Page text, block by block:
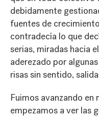
debidamente
fuentes de
contradecía lo que
serias, miradas hacia
aderezado por
risas sin sentido,
Fuimos avanzando
empezamos a ver las